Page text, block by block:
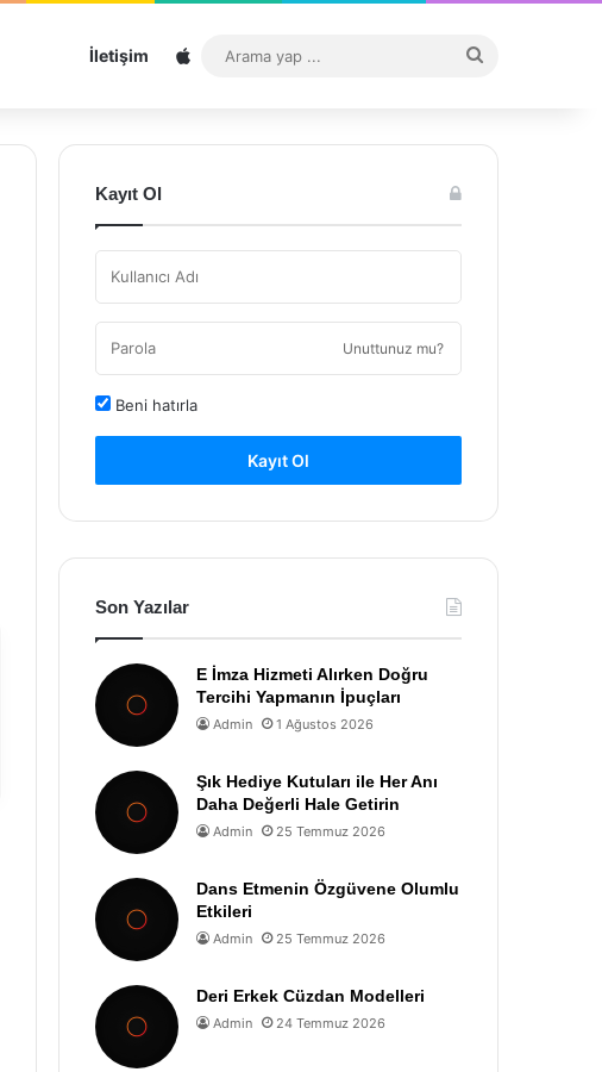
İletişim Sitemap
...
Kayıt Ol
Unuttunuz mu?
Beni hatırla
Kayıt Ol
Son Yazılar
E İmza Hizmeti Alırken Doğru
Tercihi Yapmanın İpuçları
Admin 1 Ağustos 2026
Şık Hediye Kutuları ile Her Anı
Daha Değerli Hale Getirin
Admin 25 Temmuz 2026
Dans Etmenin Özgüvene Olumlu
Etkileri
Admin 25 Temmuz 2026
Deri Erkek Cüzdan Modelleri
Admin 24 Temmuz 2026